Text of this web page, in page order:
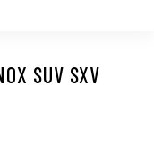
SUV SXV